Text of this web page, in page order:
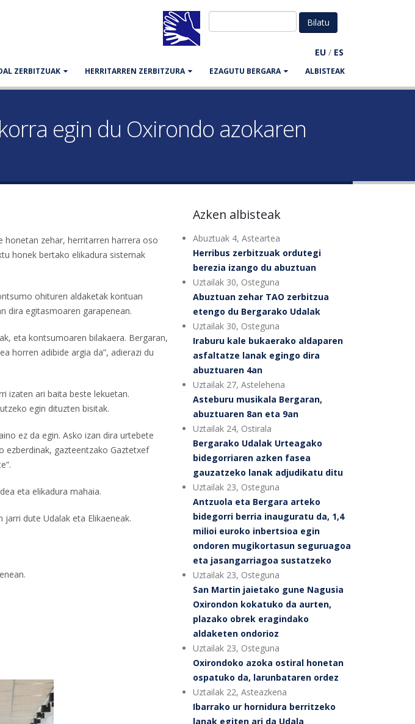
EU / ES
ZERBITZUAK HERRITARREN ZERBITZURA EZAGUTU BERGARA ALBISTEAK
egin du Oxirondo azokaren
honetan zehar, herritarren harrera oso
honek bertako elikadura sistemak
ohituren aldaketak kontuan
dira egitasmoaren garapenean.
eta kontsumoaren bilakaera. Bergaran,
horren adibide argia da”, adierazi du
izaten ari baita beste lekuetan.
egin dituzten bisitak.
ez da egin. Asko izan dira urtebete
ezberdinak, gazteentzako Gaztetxef
eta elikadura mahaia.
dute Udalak eta Elikaeneak.
Azken albisteak
Abuztuak 4, Asteartea
Herribus zerbitzuak ordutegi
berezia izango du abuztuan
Uztailak 30, Osteguna
Abuztuan zehar TAO zerbitzua
etengo du Bergarako Udalak
Uztailak 30, Osteguna
Iraburu kale bukaerako aldaparen
asfaltatze lanak egingo dira
abuztuaren 4an
Uztailak 27, Astelehena
Asteburu musikala Bergaran,
abuztuaren 8an eta 9an
Uztailak 24, Ostirala
Bergarako Udalak Urteagako
bidegorriaren azken fasea
gauzatzeko lanak adjudikatu ditu
Uztailak 23, Osteguna
Antzuola eta Bergara arteko
bidegorri berria inauguratu da, 1,4
milioi euroko inbertsioa egin
ondoren mugikortasun seguruagoa
eta jasangarriagoa sustatzeko
Uztailak 23, Osteguna
San Martin jaietako gune Nagusia
Oxirondon kokatuko da aurten,
plazako obrek eragindako
aldaketen ondorioz
Uztailak 23, Osteguna
Oxirondoko azoka ostiral honetan
ospatuko da, larunbataren ordez
Uztailak 22, Asteazkena
Ibarrako ur hornidura berritzeko
lanak egiten ari da Udala